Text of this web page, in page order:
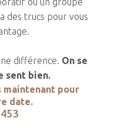
des trucs pour vous
différence. On se
sent bien.
maintenant pour
date.